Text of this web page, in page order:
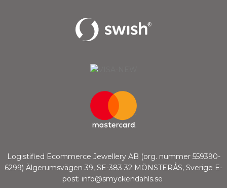
Logistified Ecommerce Jewellery AB (org. nummer 559390-
6299) Älgerumsvägen 39, SE-383 32 MÖNSTERÅS, Sverige E-
post: info@smyckendahls.se